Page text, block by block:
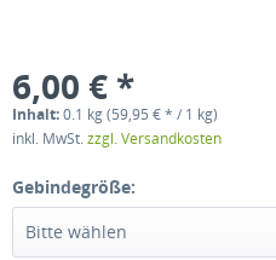
6,00 € *
Inhalt:0.1 kg (59,95 € * / 1 kg)
inkl. MwSt.zzgl. Versandkosten
Gebindegröße:
Bitte wählen